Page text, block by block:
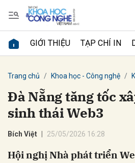
GIỚI THIỆU TẠP CHÍ IN
Trang chủ Khoa học - Công nghệ
Đà Nẵng tăng tốc
sinh thái Web3
Bích Việt 25/05/2026 16:28
Hội nghị Nhà phát triển
Gửi bình luận